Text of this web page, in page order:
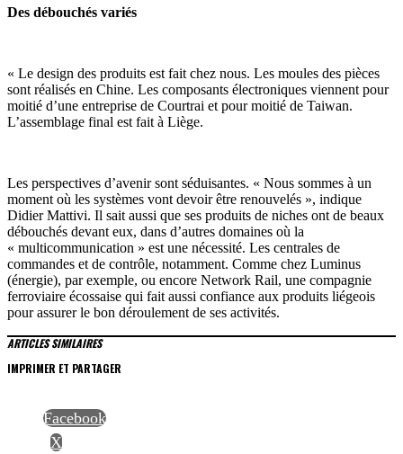
Des débouchés variés
« Le design des produits est fait chez nous. Les moules des pièces
sont réalisés en Chine. Les composants électroniques viennent pour
moitié d’une entreprise de Courtrai et pour moitié de Taiwan.
L’assemblage final est fait à Liège.
Les perspectives d’avenir sont séduisantes. « Nous sommes à un
moment où les systèmes vont devoir être renouvelés », indique
Didier Mattivi. Il sait aussi que ses produits de niches ont de beaux
débouchés devant eux, dans d’autres domaines où la
« multicommunication » est une nécessité. Les centrales de
commandes et de contrôle, notamment. Comme chez Luminus
(énergie), par exemple, ou encore Network Rail, une compagnie
ferroviaire écossaise qui fait aussi confiance aux produits liégeois
pour assurer le bon déroulement de ses activités.
ARTICLES SIMILAIRES
IMPRIMER ET PARTAGER
Facebook
X